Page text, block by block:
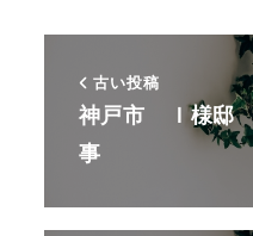
古い投稿
神戸市 Ｉ様邸
事